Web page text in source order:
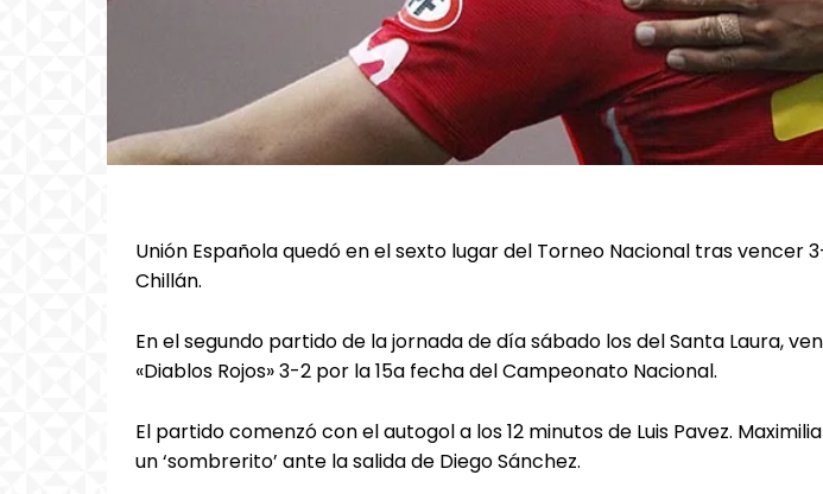
Unión Española quedó en el sexto lugar del Torneo Nacional tras vencer
Chillán.
En el segundo partido de la jornada de día sábado los del Santa Laura,
«Diablos Rojos» 3-2 por la 15a fecha del Campeonato Nacional.
El partido comenzó con el autogol a los 12 minutos de Luis Pavez.
un ‘sombrerito’ ante la salida de Diego Sánchez.